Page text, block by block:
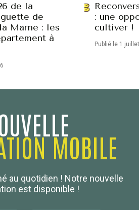
de la
de
Marne : les
à
: une
cultiver !
Publié le 1
MOBILE
au quotidien ! Notre nouvelle
est disponible !